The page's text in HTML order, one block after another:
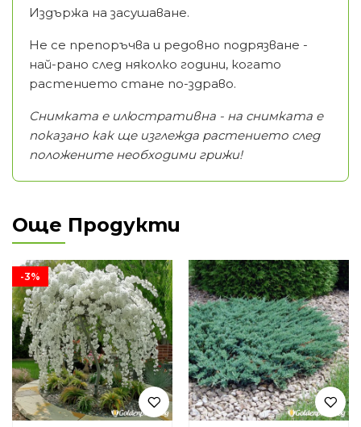
Издържа на засушаване.
Не се препоръчва и редовно подрязване -
най-рано след няколко години, когато
растението стане по-здраво.
Снимката е илюстративна - на снимката е
показано как ще изглежда растението след
положените необходими грижи!
Още Продукти
-3%